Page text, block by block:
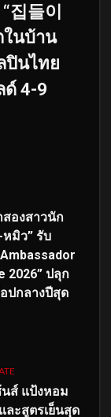
들이
ในบ้าน
ปินไทย
ด์ 4-9
องสาวนัก
มิว” รับ
2026” ปลุก
ปกลางปีสุด
นส์ แป้งหอม
ละสูตรเย็นสุด